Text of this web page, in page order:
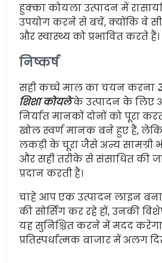
हुक्का कोयला उत्पादन में
उपयोग करने से बचें, क्योंकि वे
और स्वास्थ्य को प्रभावित करते हैं।
निष्कर्ष
सही कच्चे माल का चयन करना
शिशा कोयलेके उत्पादन के लिए
निर्यात मानकों दोनों को पूरा
खोल स्वर्ण मानक बने हुए हैं,
लकड़ी के चूरा जैसे अन्य सामग्री
और सही तरीके से संसाधित की
प्रदान करती हैं।
चाहे आप एक उत्पादन लाइन
की सोर्सिंग कर रहे हों, उनकी
यह सुनिश्चित करने में मदद
प्रतिस्पर्धात्मक बाजार में अलग